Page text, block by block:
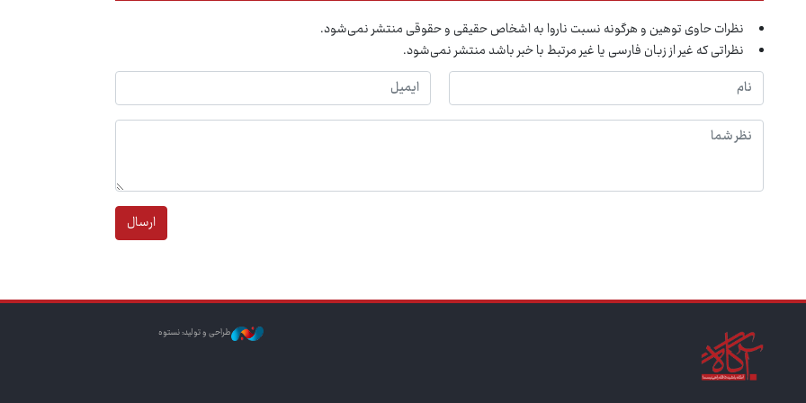
نظرات حاوی توهین و هرگونه نسبت ناروا به اشخاص حقیقی و حقوقی منتشر نمی‌شود.
نظراتی که غیر از زبان فارسی یا غیر مرتبط با خبر باشد منتشر نمی‌شود.
ارسال
طراحی و تولید: نستوه